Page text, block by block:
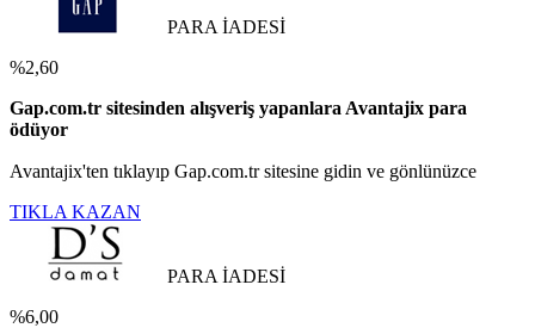
PARA İADESİ
%2,60
Gap.com.tr sitesinden alışveriş yapanlara Avantajix para
ödüyor
Avantajix'ten tıklayıp Gap.com.tr sitesine gidin ve gönlünüzce
TIKLA KAZAN
PARA İADESİ
%6,00